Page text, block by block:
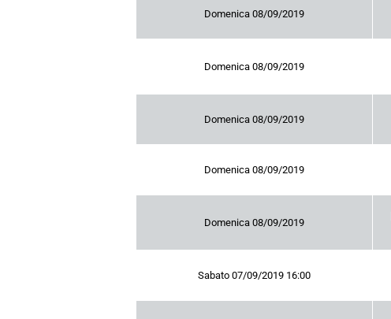
Domenica 08/09/2019
Domenica 08/09/2019
Domenica 08/09/2019
Domenica 08/09/2019
Domenica 08/09/2019
Sabato 07/09/2019 16:00